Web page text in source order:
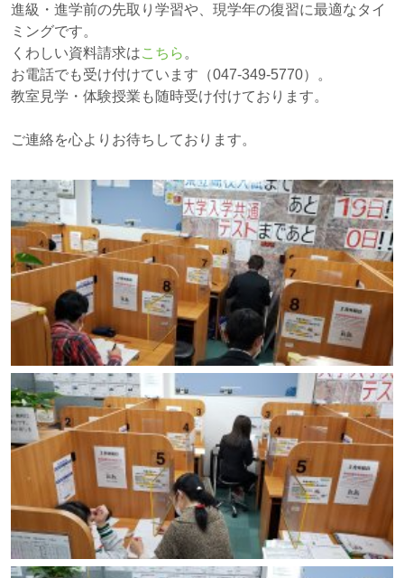
進級・進学前の先取り学習や、現学年の復習に最適なタイ
ミングです。
くわしい資料請求はこちら 。
お電話でも受け付けています（047-349-5770）。
教室見学・体験授業も随時受け付けております。
ご連絡を心よりお待ちしております。